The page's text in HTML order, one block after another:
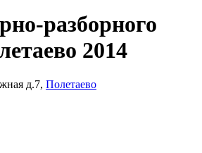
разборного
2014
д.7, Полетаево